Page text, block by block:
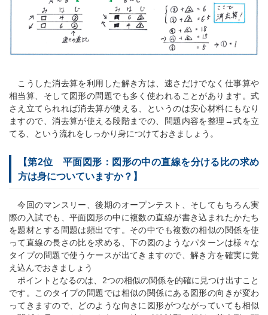
こうした消去算を利用した解き方は、速さだけでなく仕事算や
相当算、そして図形の問題でも多く使われることがあります。式
さえ立てられれば消去算が使える、というのは安心材料にもなり
ますので、消去算が使える段階までの、問題内容を整理→式を立
てる、という流れをしっかり身につけておきましょう。
【第2位 平面図形：図形の中の直線を分ける比の求め
方は身についていますか？】
今回のマンスリー、後期のオープンテスト、そしてもちろん実
際の入試でも、平面図形の中に複数の直線が書き込まれたかたち
を題材とする問題は頻出です。その中でも複数の相似の関係を使
って直線の長さの比を求める、下の図のようなパターンは様々な
タイプの問題で使うケースが出てきますので、解き方を確実に覚
え込んでおきましょう
ポイントとなるのは、2つの相似の関係を的確に見つけ出すこと
です。このタイプの問題では相似の関係にある図形の向きが変わ
ってきますので、どのような向きに図形がつながっていても相似